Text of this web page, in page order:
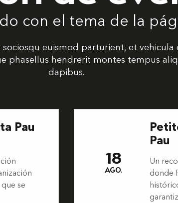
con el tema de la
euismod parturient, et
phasellus hendrerit montes tempus
dapibus.
Pau
se
18
AGO.
Pau
Un
donde